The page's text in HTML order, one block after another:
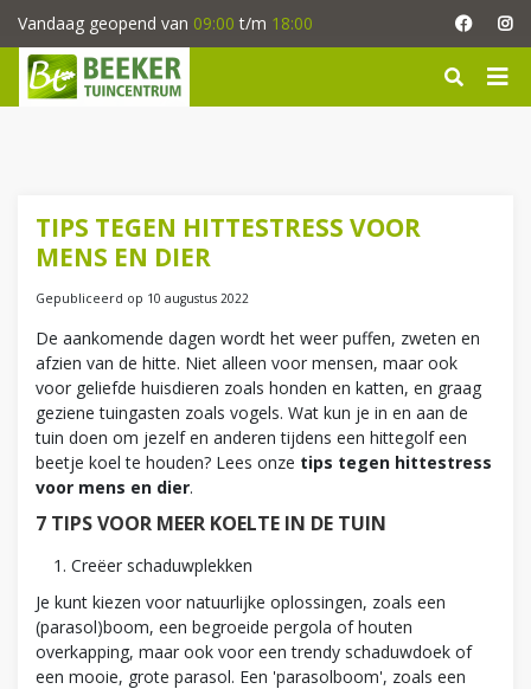
a
Vandaag geopend van 09:00 t/m 18:00
TIPS TEGEN HITTESTRESS VOOR
MENS EN DIER
Gepubliceerd op 10 augustus 2022
De aankomende dagen wordt het weer puffen, zweten en
afzien van de hitte. Niet alleen voor mensen, maar ook
voor geliefde huisdieren zoals honden en katten, en graag
geziene tuingasten zoals vogels. Wat kun je in en aan de
tuin doen om jezelf en anderen tijdens een hittegolf een
beetje koel te houden? Lees onze tips tegen hittestress
voor mens en dier.
7 TIPS VOOR MEER KOELTE IN DE TUIN
Creëer schaduwplekken
Je kunt kiezen voor natuurlijke oplossingen, zoals een
(parasol)boom, een begroeide pergola of houten
overkapping, maar ook voor een trendy schaduwdoek of
een mooie, grote parasol. Een 'parasolboom', zoals een